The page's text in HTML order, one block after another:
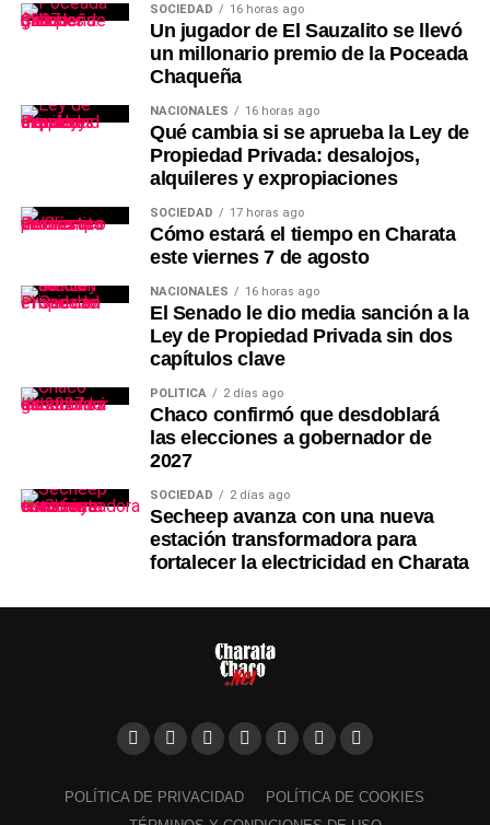
SOCIEDAD 16 horas ago
Un jugador de El Sauzalito se llevó
un millonario premio de la Poceada
Chaqueña
NACIONALES 16 horas ago
Qué cambia si se aprueba la Ley de
Propiedad Privada: desalojos,
alquileres y expropiaciones
SOCIEDAD 17 horas ago
Cómo estará el tiempo en Charata
este viernes 7 de agosto
NACIONALES 16 horas ago
El Senado le dio media sanción a la
Ley de Propiedad Privada sin dos
capítulos clave
POLÍTICA 2 días ago
Chaco confirmó que desdoblará
las elecciones a gobernador de
2027
SOCIEDAD 2 días ago
Secheep avanza con una nueva
estación transformadora para
fortalecer la electricidad en Charata
POLÍTICA DE PRIVACIDAD
POLÍTICA DE COOKIES